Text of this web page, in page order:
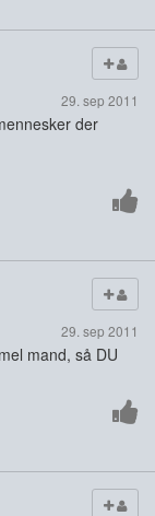
29. sep 2011
der
29. sep 2011
mand, så DU